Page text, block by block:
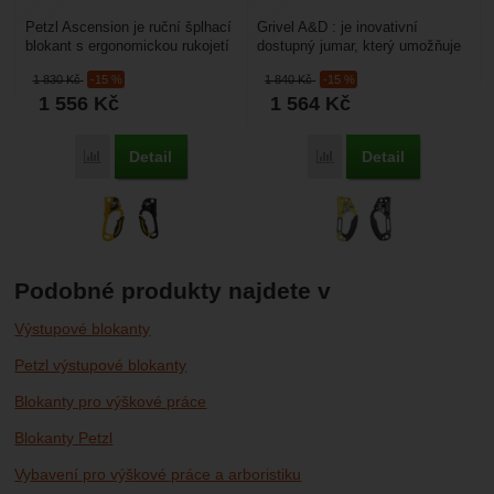
1 830Kč -15 %
1 556 Kč
Porovnat
Detail
Petzl Ascension je ruční šplhací
blokant s ergonomickou rukojetí
laně...
1 840Kč -15 %
1 564 Kč
Porovnat
Detail
Grivel A&D : je inovativní
dostupný jumar, který umožňuje
otvor,...
Podobné produkty najdete v
Výstupové blokanty
Petzl výstupové blokanty
Blokanty pro výškové práce
Blokanty Petzl
Vybavení pro výškové práce a arboristiku